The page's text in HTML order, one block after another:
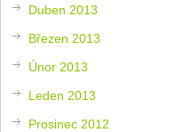
Duben 2013
Březen 2013
Únor 2013
Leden 2013
Prosinec 2012